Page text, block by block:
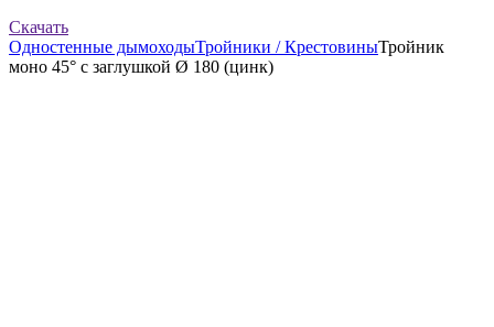
Скачать
Одностенные дымоходыТройники / КрестовиныТройник
моно 45° с заглушкой Ø 180 (цинк)